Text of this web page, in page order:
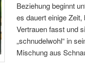
Beziehung beginnt
es dauert einige
Vertrauen fasst und
„schnudelwohl“ in
Mischung aus